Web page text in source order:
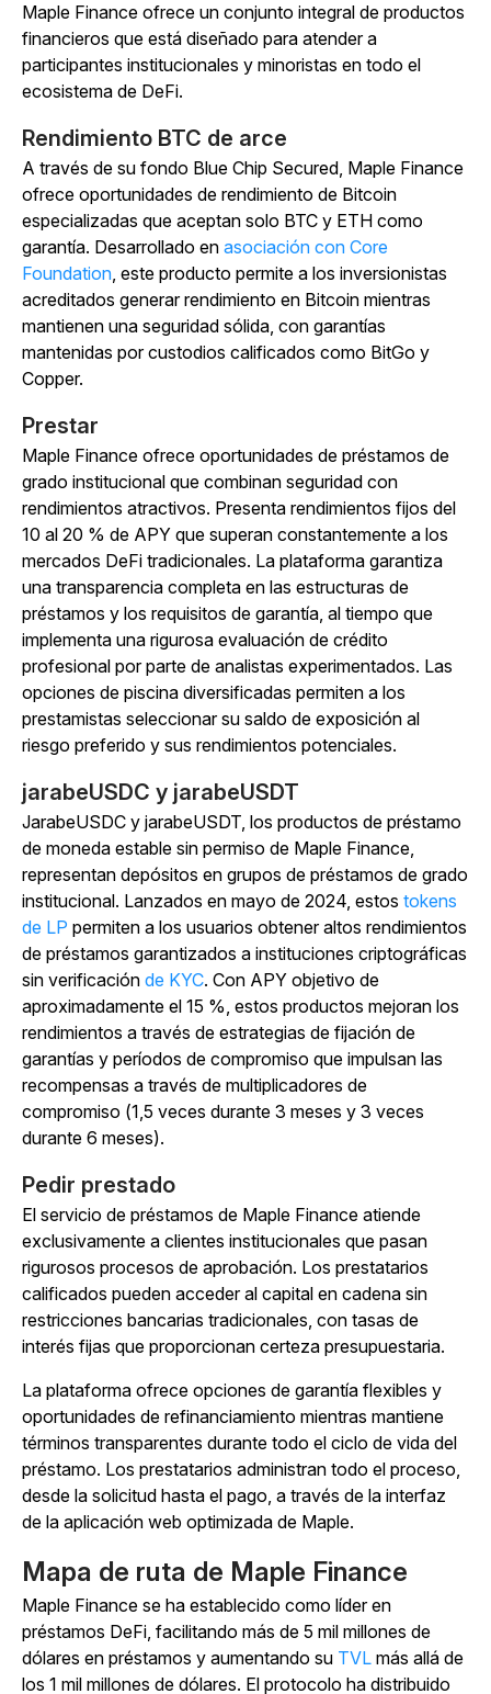
Maple Finance ofrece un conjunto integral de productos
financieros que está diseñado para atender a
participantes institucionales y minoristas en todo el
ecosistema de DeFi.
Rendimiento BTC de arce
A través de su fondo Blue Chip Secured, Maple Finance
ofrece oportunidades de rendimiento de Bitcoin
especializadas que aceptan solo BTC y ETH como
garantía. Desarrollado en asociación con Core
Foundation, este producto permite a los inversionistas
acreditados generar rendimiento en Bitcoin mientras
mantienen una seguridad sólida, con garantías
mantenidas por custodios calificados como BitGo y
Copper.
Prestar
Maple Finance ofrece oportunidades de préstamos de
grado institucional que combinan seguridad con
rendimientos atractivos. Presenta rendimientos fijos del
10 al 20 % de APY que superan constantemente a los
mercados DeFi tradicionales. La plataforma garantiza
una transparencia completa en las estructuras de
préstamos y los requisitos de garantía, al tiempo que
implementa una rigurosa evaluación de crédito
profesional por parte de analistas experimentados. Las
opciones de piscina diversificadas permiten a los
prestamistas seleccionar su saldo de exposición al
riesgo preferido y sus rendimientos potenciales.
jarabeUSDC y jarabeUSDT
JarabeUSDC y jarabeUSDT, los productos de préstamo
de moneda estable sin permiso de Maple Finance,
representan depósitos en grupos de préstamos de grado
institucional. Lanzados en mayo de 2024, estos tokens
de LP permiten a los usuarios obtener altos rendimientos
de préstamos garantizados a instituciones criptográficas
sin verificación de KYC. Con APY objetivo de
aproximadamente el 15 %, estos productos mejoran los
rendimientos a través de estrategias de fijación de
garantías y períodos de compromiso que impulsan las
recompensas a través de multiplicadores de
compromiso (1,5 veces durante 3 meses y 3 veces
durante 6 meses).
Pedir prestado
El servicio de préstamos de Maple Finance atiende
exclusivamente a clientes institucionales que pasan
rigurosos procesos de aprobación. Los prestatarios
calificados pueden acceder al capital en cadena sin
restricciones bancarias tradicionales, con tasas de
interés fijas que proporcionan certeza presupuestaria.
La plataforma ofrece opciones de garantía flexibles y
oportunidades de refinanciamiento mientras mantiene
términos transparentes durante todo el ciclo de vida del
préstamo. Los prestatarios administran todo el proceso,
desde la solicitud hasta el pago, a través de la interfaz
de la aplicación web optimizada de Maple.
Mapa de ruta de Maple Finance
Maple Finance se ha establecido como líder en
préstamos DeFi, facilitando más de 5 mil millones de
dólares en préstamos y aumentando su TVL más allá de
los 1 mil millones de dólares. El protocolo ha distribuido